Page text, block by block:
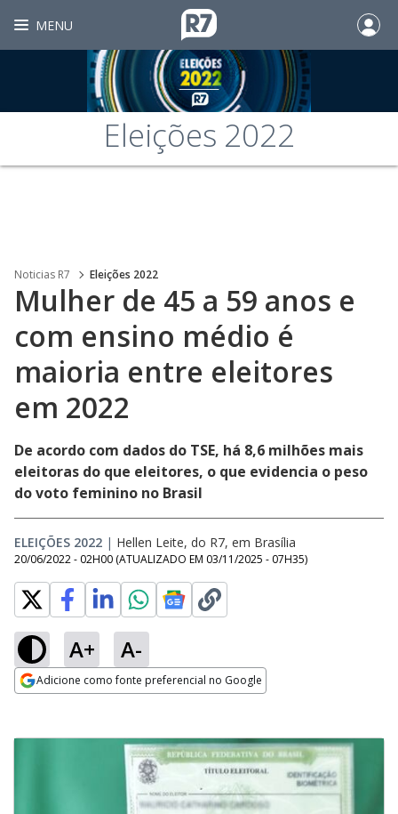
MENU
Eleições 2022
Noticias R7 Eleições 2022
Mulher de 45 a 59 anos e
com ensino médio é
maioria entre eleitores
em 2022
De acordo com dados do TSE, há 8,6 milhões mais
eleitoras do que eleitores, o que evidencia o peso
do voto feminino no Brasil
ELEIÇÕES 2022 | Hellen Leite, do R7, em Brasília
20/06/2022 - 02H00 (ATUALIZADO EM 03/11/2025 - 07H35)
A+ A-
Adicione como fonte preferencial no Google